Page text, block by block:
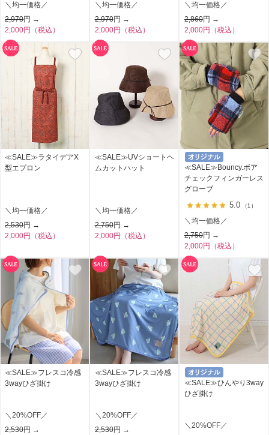
＼均一価格／
2,970円 →
2,000円（税込）
＼均一価格／
2,970円 →
2,000円（税込）
＼均一価格／
2,860円 →
2,000円（税込）
≪SALE≫ラタイデアX
型エプロン
＼均一価格／
2,530円 →
2,000円（税込）
≪SALE≫UVショートヘ
ムカットハット
＼均一価格／
2,750円 →
2,000円（税込）
≪SALE≫Bouncy.ボア
チェックフィンガーレス
グローブ
5.0 （1）
＼均一価格／
2,750円 →
2,000円（税込）
≪SALE≫フレスコ冷感
3wayひざ掛け
＼20%OFF／
2,530円 →
≪SALE≫フレスコ冷感
3wayひざ掛け
＼20%OFF／
2,530円 →
≪SALE≫ひんやり3way
ひざ掛け
＼20%OFF／